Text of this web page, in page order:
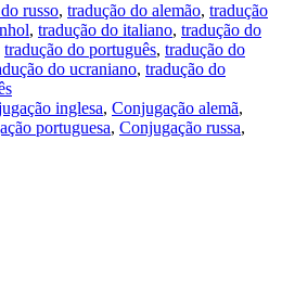
russo, tradução do alemão, tradução
, tradução do italiano, tradução do
tradução do português, tradução do
do ucraniano, tradução do
inglesa, Conjugação alemã,
portuguesa, Conjugação russa,